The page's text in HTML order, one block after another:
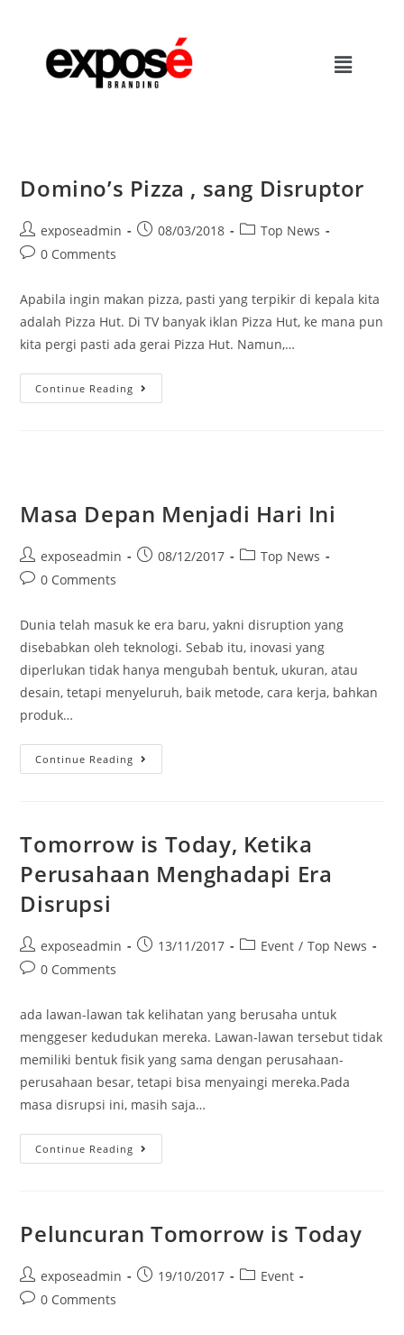
Domino’s Pizza , sang Disruptor
exposeadmin 08/03/2018
Top News
0 Comments
Apabila ingin makan pizza, pasti yang terpikir di kepala kita
adalah Pizza Hut. Di TV banyak iklan Pizza Hut, ke mana pun
kita pergi pasti ada gerai Pizza Hut. Namun,…
Continue Reading
Masa Depan Menjadi Hari Ini
exposeadmin 08/12/2017
Top News
0 Comments
Dunia telah masuk ke era baru, yakni disruption yang
disebabkan oleh teknologi. Sebab itu, inovasi yang
diperlukan tidak hanya mengubah bentuk, ukuran, atau
desain, tetapi menyeluruh, baik metode, cara kerja, bahkan
produk…
Continue Reading
Tomorrow is Today, Ketika
Perusahaan Menghadapi Era
Disrupsi
exposeadmin 13/11/2017 Event / Top News
0 Comments
ada lawan-lawan tak kelihatan yang berusaha untuk
menggeser kedudukan mereka. Lawan-lawan tersebut tidak
memiliki bentuk fisik yang sama dengan perusahaan-
perusahaan besar, tetapi bisa menyaingi mereka.Pada
masa disrupsi ini, masih saja…
Continue Reading
Peluncuran Tomorrow is Today
exposeadmin 19/10/2017
Event
0 Comments